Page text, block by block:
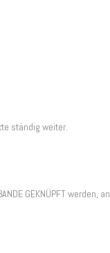
ständig weiter.
GEKNÜPFT werden, an